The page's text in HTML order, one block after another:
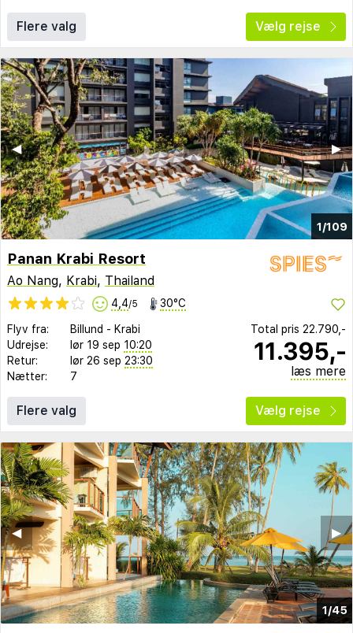
Flere valg Vælg rejse
1/109
▶︎
◀︎
Panan Krabi Resort
Ao Nang, Krabi, Thailand
4,4/5 30°C
Flyv fra: Billund - Krabi
Udrejse:
lør 19 sep 10:20
Retur:
lør 26 sep 23:30
Nætter:
7
Total pris 22.790,-
11.395,-
læs mere
Flere valg Vælg rejse
1/45
▶︎
◀︎